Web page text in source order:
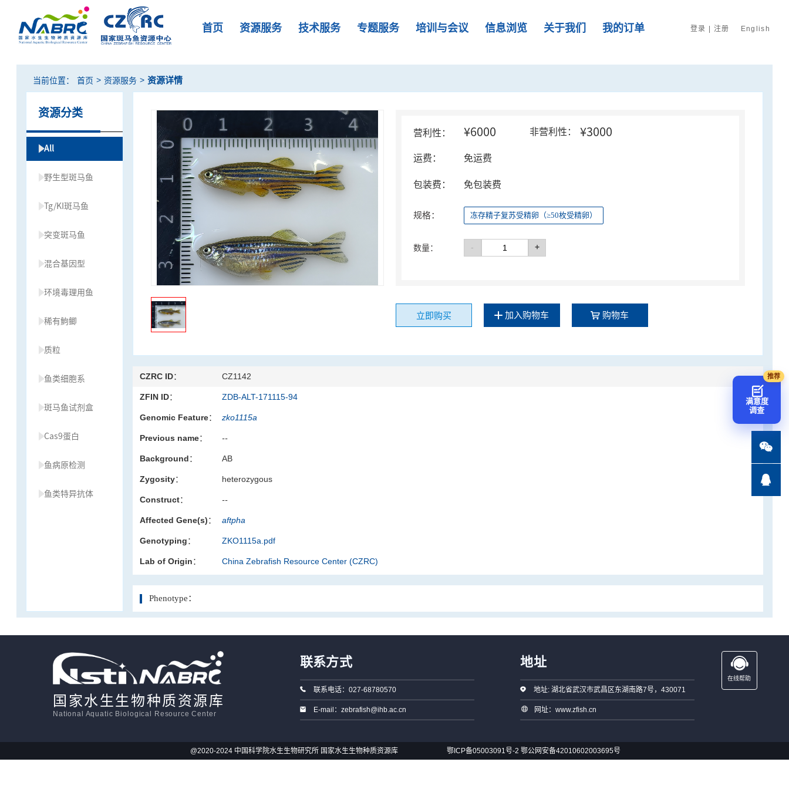
首页 资源服务 技术服务 专题服务 培训与会议 信息浏览 关于我们 我的订单 登录 | 注册 English
当前位置： 首页 > 资源服务 > 资源详情
资源分类
All
野生型斑马鱼
Tg/KI斑马鱼
突变斑马鱼
混合基因型
环境毒理用鱼
稀有鮈鲫
质粒
鱼类细胞系
斑马鱼试剂盒
Cas9蛋白
鱼病原检测
鱼类特异抗体
营利性： ¥6000 非营利性： ¥3000
运费： 免运费
包装费： 免包装费
规格： 冻存精子复苏受精卵（≥50枚受精卵）
数量： - +
立即购买 加入购物车 购物车
CZRC ID： CZ1142
ZFIN ID： ZDB-ALT-171115-94
Genomic Feature： zko1115a
Previous name： --
Background： AB
Zygosity： heterozygous
Construct： --
Affected Gene(s)： aftpha
Genotyping： ZKO1115a.pdf
Lab of Origin： China Zebrafish Resource Center (CZRC)
Phenotype：
国家水生生物种质资源库
National Aquatic Biological Resource Center
联系方式
联系电话：027-68780570
E-mail：zebrafish@ihb.ac.cn
地址
地址: 湖北省武汉市武昌区东湖南路7号，430071
网址：www.zfish.cn
在线帮助
@2020-2024 中国科学院水生生物研究所 国家水生生物种质资源库 鄂ICP备05003091号-2 鄂公网安备42010602003695号
满意度
调查

